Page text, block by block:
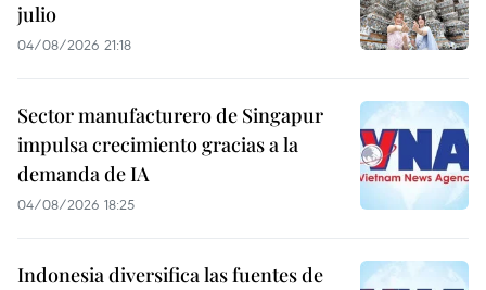
julio
04/08/2026 21:18
Sector manufacturero de Singapur
impulsa crecimiento gracias a la
demanda de IA
04/08/2026 18:25
Indonesia diversifica las fuentes de